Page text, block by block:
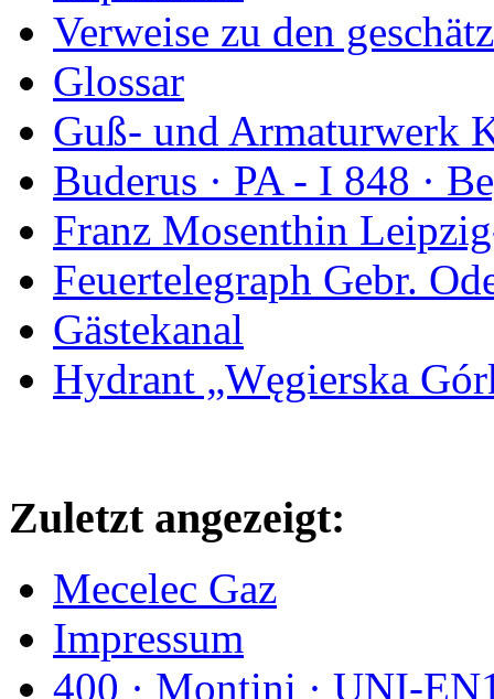
Verweise zu den
Glossar
Guß- und Armaturwerk
Buderus · PA - I 848 ·
Franz Mosenthin
Feuertelegraph Gebr.
Gästekanal
Hydrant „Węgierska
Zuletzt angezeigt:
Mecelec Gaz
Impressum
400 · Montini · UNI-